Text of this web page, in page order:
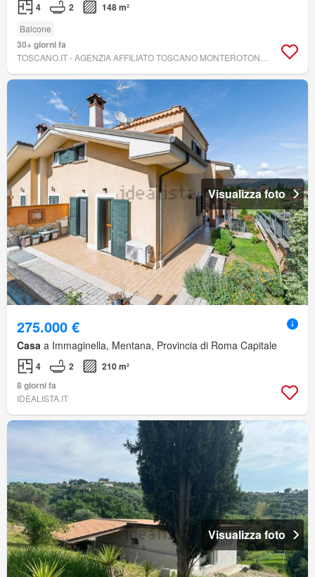
4 2 148 m²
Balcone
30+ giorni fa
Visualizza foto
275.000 €
Casa a Immaginella, Mentana, Provincia di Roma Capitale
4 2
210 m²
8 giorni fa
IDEALISTA.IT
Visualizza foto